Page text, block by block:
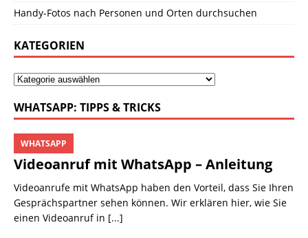
Handy-Fotos nach Personen und Orten durchsuchen
KATEGORIEN
WHATSAPP: TIPPS & TRICKS
Videoanruf mit WhatsApp – Anleitung
WHATSAPP
Videoanrufe mit WhatsApp haben den Vorteil, dass Sie Ihren
Gesprächspartner sehen können. Wir erklären hier, wie Sie
einen Videoanruf in [...]